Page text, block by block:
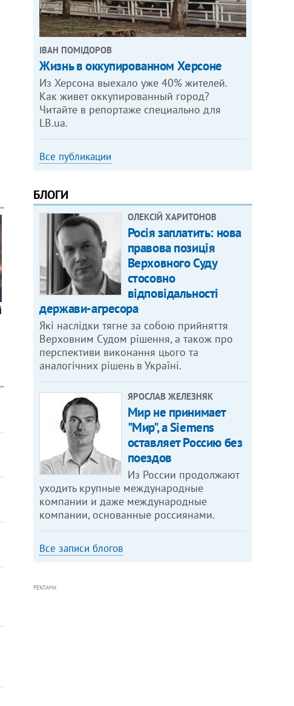
ІВАН ПОМІДОРОВ
Жизнь в оккупированном Херсоне
Из Херсона выехало уже 40% жителей.
Как живет оккупированный город?
Читайте в репортаже специально для
LB.ua.
Все публикации
БЛОГИ
ОЛЕКСІЙ ХАРИТОНОВ
Росія заплатить: нова
правова позиція
Верховного Суду
стосовно
відповідальності
держави-агресора
Які наслідки тягне за собою прийняття
Верховним Судом рішення, а також про
перспективи виконання цього та
аналогічних рішень в Україні.
ЯРОСЛАВ ЖЕЛЕЗНЯК
Мир не принимает
"Мир", а Siemens
оставляет Россию без
поездов
Из России продолжают
уходить крупные международные
компании и даже международные
компании, основанные россиянами.
Все записи блогов
РЕКЛАМА